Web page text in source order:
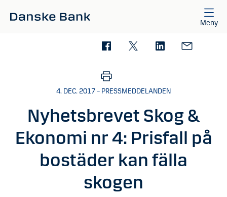
Meny
4. DEC. 2017 – PRESSMEDDELANDEN
Nyhetsbrevet Skog &
Ekonomi nr 4: Prisfall på
bostäder kan fälla
skogen